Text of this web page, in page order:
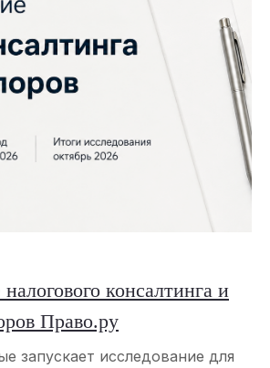
консалтинга и
Право.ру
запускает исследование для